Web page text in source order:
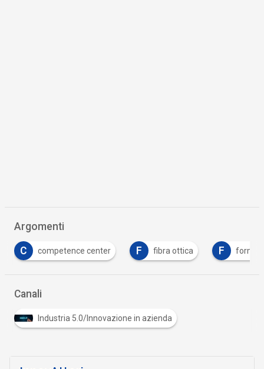
Argomenti
F fibra ottica F formazione F formazione
Canali
Industria 5.0/Innovazione in azienda